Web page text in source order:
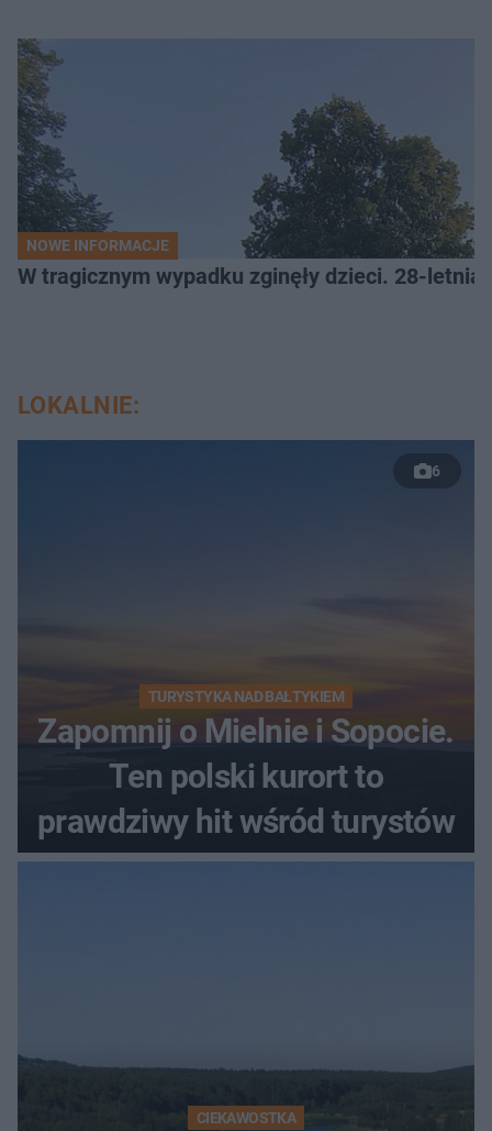
NOWE INFORMACJE
W tragicznym wypadku zginęły dzieci. 28-
LOKALNIE:
6
TURYSTYKA NAD BAŁTYKIEM
Zapomnij o Mielnie i Sopocie.
Ten polski kurort to
prawdziwy hit wśród turystów
CIEKAWOSTKA